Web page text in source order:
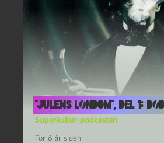
“Julens løndom”, del 1:
Superkultur-podcasten
For 6 år siden